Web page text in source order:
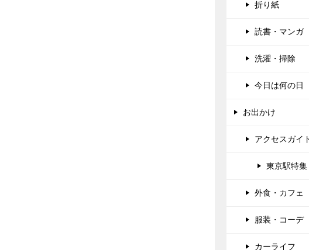
折り紙
読書・マンガ
洗濯・掃除
今日は何の日
お出かけ
アクセスガイ
東京駅特集
外食・カフェ
服装・コーデ
カーライフ